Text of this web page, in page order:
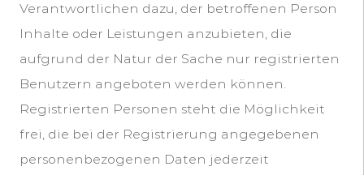
Verantwortlichen dazu, der betroffenen Person
Inhalte oder Leistungen anzubieten, die
aufgrund der Natur der Sache nur registrierten
Benutzern angeboten werden können.
Registrierten Personen steht die Möglichkeit
frei, die bei der Registrierung angegebenen
personenbezogenen Daten jederzeit